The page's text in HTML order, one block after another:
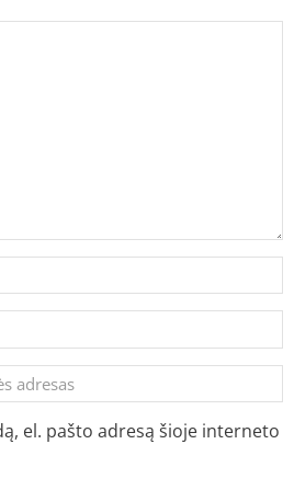
el. pašto adresą šioje interneto